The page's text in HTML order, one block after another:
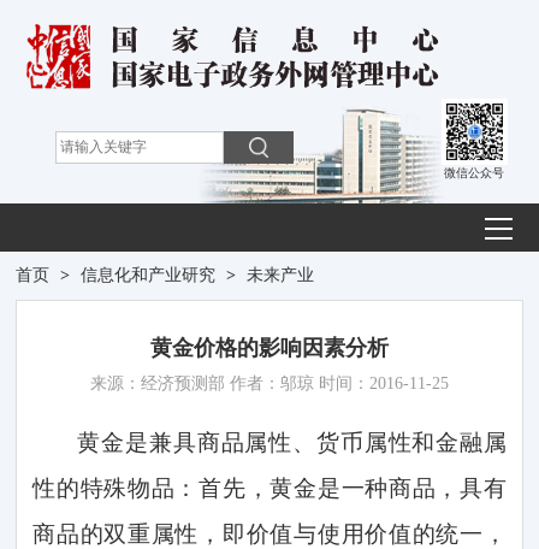
微信公众号
首页 > 信息化和产业研究 > 未来产业
黄金价格的影响因素分析
来源：经济预测部 作者：邬琼 时间：2016-11-25
黄金是兼具商品属性、货币属性和金融属
性的特殊物品：首先，黄金是一种商品，具有
商品的双重属性，即价值与使用价值的统一，